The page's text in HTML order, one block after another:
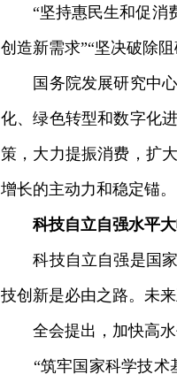
“坚持惠民生和促消费
创造新需求”“坚决破除
国务院发展研究中心
化、绿色转型和数字化
策，大力提振消费，扩
增长的主动力和稳定锚。
科技自立自强水平
科技自立自强是国家
技创新是必由之路。未
全会提出，加快高水
“筑牢国家科学技术基